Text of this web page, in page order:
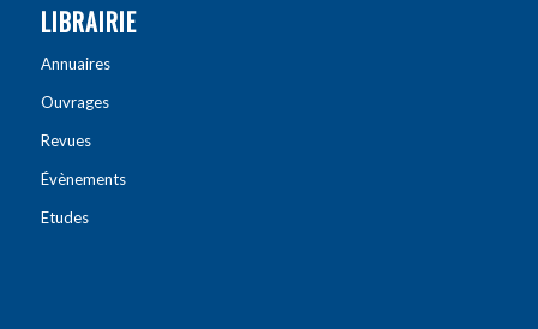
LIBRAIRIE
Annuaires
Ouvrages
Revues
Évènements
Etudes